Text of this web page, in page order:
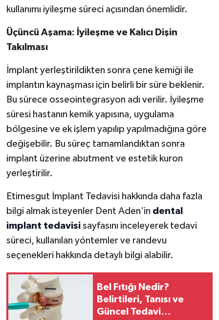
kullanımı iyileşme süreci açısından önemlidir.
Üçüncü Aşama: İyileşme ve Kalıcı Dişin
Takılması
İmplant yerleştirildikten sonra çene kemiği ile
implantın kaynaşması için belirli bir süre beklenir.
Bu sürece osseointegrasyon adı verilir. İyileşme
süresi hastanın kemik yapısına, uygulama
bölgesine ve ek işlem yapılıp yapılmadığına göre
değişebilir. Bu süreç tamamlandıktan sonra
implant üzerine abutment ve estetik kuron
yerleştirilir.
Etimesgut İmplant Tedavisi hakkında daha fazla
bilgi almak isteyenler Dent Aden’in dental
implant tedavisisayfasını inceleyerek tedavi
süreci, kullanılan yöntemler ve randevu
seçenekleri hakkında detaylı bilgi alabilir.
Bel Fıtığı Nedir?
Belirtileri, Tanısı ve
Güncel Tedavi